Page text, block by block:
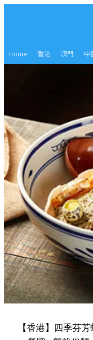
Home 香港 澳門 中
【香港】四季芬